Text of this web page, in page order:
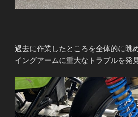
過去に作業したところを全体的に眺
イングアームに重大なトラブルを発